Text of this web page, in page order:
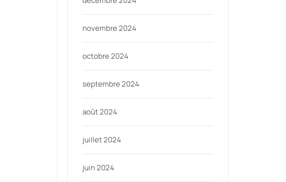
novembre 2024
octobre 2024
septembre 2024
août 2024
juillet 2024
juin 2024